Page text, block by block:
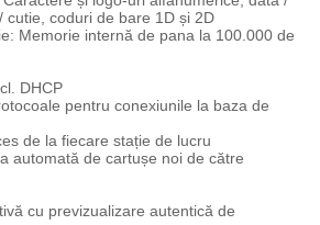
cutie, coduri de bare 1D și 2D
Memorie internă de pana la 100.000 de
DHCP
pentru conexiunile la baza de
de la fiecare stație de lucru
automată de cartușe noi de către
cu previzualizare autentică de